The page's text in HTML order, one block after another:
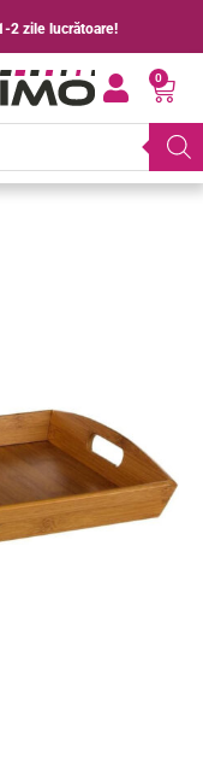
2 zile lucrătoare!
0
Cart